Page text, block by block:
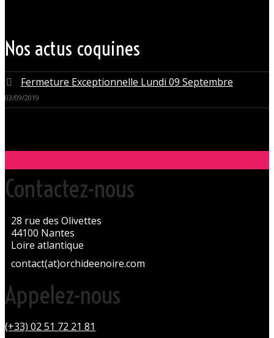
Nos actus coquines
Fermeture Exceptionnelle Lundi 09 Septembre
03/09/2019
Contactez-nous
28 rue des Olivettes
44100 Nantes
Loire atlantique
contact(at)orchideenoire.com
Appelez-nous
(+33) 02 51 72 21 81